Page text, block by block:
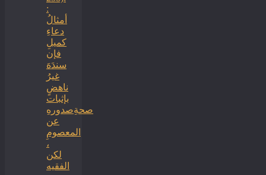
:
أمثالُ
دعاءِ
كميلِ
فإن
سندَهَ
غيرُ
ناهضٍ
بإثبات
صحةِصدورهِ
عن
المعصومِ
،
لكن
الفقيه